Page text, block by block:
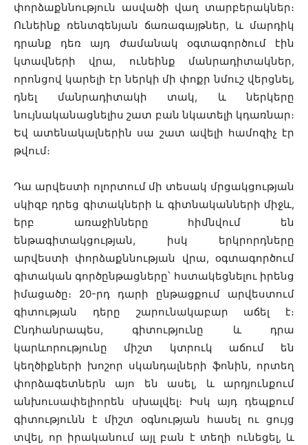
փորձաքննություն ասվածի վաղ տարբերակներ։
Ունեինք ռենտգենյան ճառագայթներ, և մարդիկ
դրանք դեռ այդ ժամանակ օգտագործում էին
կտավների վրա, ունեինք մանրադիտակներ,
որոնցով կարելի էր ներկի մի փոքր նմուշ վերցնել,
դնել մանրադիտակի տակ, և ներկերը
նույնականացնելիս շատ բան նկատելի կդառնար։
Եվ ատենակալներին սա շատ ավելի համոզիչ էր
թվում։
Դա արվեստի ոլորտում մի տեսակ մրցակցության
սկիզբ դրեց գիտակների և գիտնականների միջև,
երբ առաջինները հիմնվում են
ենթագիտակցության, իսկ երկրորդները
արվեստի փորձաքննության վրա, օգտագործում
գիտական գործընթացները՝ հստակեցնելու իրենց
իմացածը։ 20-րդ դարի ընթացքում արվեստում
գիտության դերը շարունակաբար աճել է։
Ընդհանրապես, գիտությունը և դրա
կարևորությունը միշտ կտրուկ աճում են
կեղծիքների խոշոր սկանդալների ֆոնին, որտեղ
փորձագետներն այո են ասել, և արդյունքում
անխուսափելիորեն սխալվել։ Իսկ այդ դեպքում
գիտությունն է միշտ օգնության հասել ու ցույց
տվել, որ իրականում այլ բան է տեղի ունեցել, և